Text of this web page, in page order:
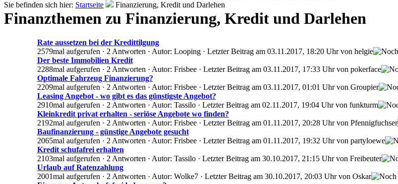
Sie befinden sich hier: Startseite Finanzierung, Kredit und Darlehen
Finanzthemen zu Finanzierung, Kredit und Darlehen
Rate aussetzen bei der Kredittilgung
2579mal aufgerufen · 2 Antworten · Autor: Looping · Letzter Beitrag am 03.11.2017, 18:20 Uhr von helgie
Der beste Immobilien Kredit
2288mal aufgerufen · 2 Antworten · Autor: Frisbee · Letzter Beitrag am 03.11.2017, 17:33 Uhr von pokerface
Optimale Fahrzeug Finanzierung?
2209mal aufgerufen · 2 Antworten · Autor: Frisbee · Letzter Beitrag am 03.11.2017, 01:01 Uhr von Groupier
Leasing Angebot - wo gibt es das günstigste Angebot?
2910mal aufgerufen · 2 Antworten · Autor: Tassilo · Letzter Beitrag am 02.11.2017, 19:04 Uhr von funkturm
Kleinkredit privat erhalten - seriöse Angebote wo finden?
2192mal aufgerufen · 2 Antworten · Autor: Frisbee · Letzter Beitrag am 01.11.2017, 20:28 Uhr von Pfennigfuchser
Baufinanzierung - günstige Angebote gesucht
2065mal aufgerufen · 2 Antworten · Autor: Frisbee · Letzter Beitrag am 01.11.2017, 19:32 Uhr von partyloewe
Kredit schufafrei erhalten
2103mal aufgerufen · 2 Antworten · Autor: Tassilo · Letzter Beitrag am 30.10.2017, 21:15 Uhr von Freibeuter
Urlaub auf Ratenzahlung
2001mal aufgerufen · 2 Antworten · Autor: Wolke7 · Letzter Beitrag am 30.10.2017, 20:03 Uhr von Oskar